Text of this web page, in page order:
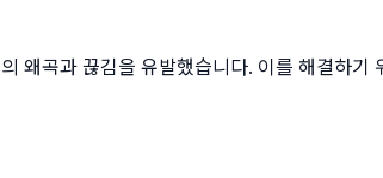
왜곡과 끊김을 유발했습니다. 이를 해결하기